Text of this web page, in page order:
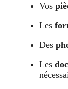
Vos
Les
Des
Les